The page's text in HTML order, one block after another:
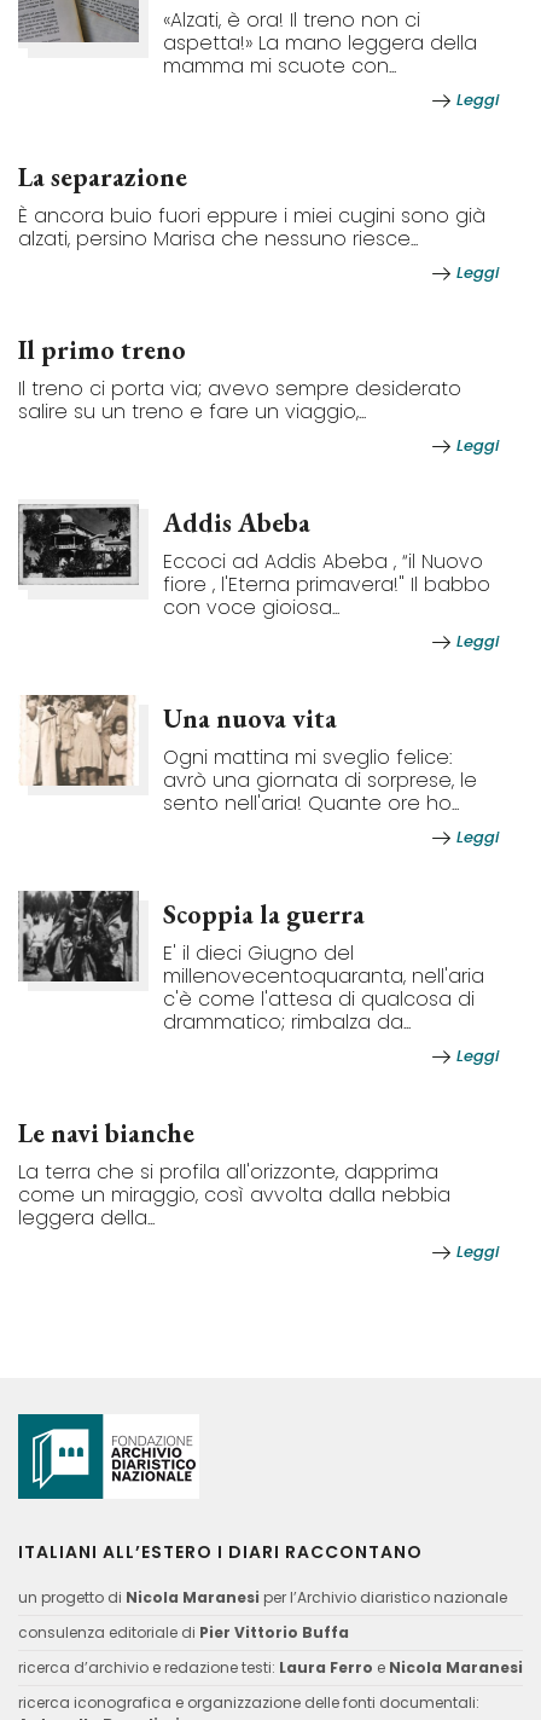
«Alzati, è ora! Il treno non ci
aspetta!» La mano leggera della
mamma mi scuote con...
Leggi
La separazione
È ancora buio fuori eppure i miei cugini sono già
alzati, persino Marisa che nessuno riesce...
Leggi
Il primo treno
Il treno ci porta via; avevo sempre desiderato
salire su un treno e fare un viaggio,...
Leggi
Addis Abeba
Eccoci ad Addis Abeba , “il Nuovo
fiore , l'Eterna primavera!" Il babbo
con voce gioiosa...
Leggi
Una nuova vita
Ogni mattina mi sveglio felice:
avrò una giornata di sorprese, le
sento nell'aria! Quante ore ho...
Leggi
Scoppia la guerra
E' il dieci Giugno del
millenovecentoquaranta, nell'aria
c'è come l'attesa di qualcosa di
drammatico; rimbalza da...
Leggi
Le navi bianche
La terra che si profila all'orizzonte, dapprima
come un miraggio, così avvolta dalla nebbia
leggera della...
Leggi
ITALIANI ALL’ESTERO I DIARI RACCONTANO
un progetto di Nicola Maranesi per l’Archivio diaristico nazionale
consulenza editoriale di Pier Vittorio Buffa
ricerca d’archivio e redazione testi: Laura Ferro e Nicola Maranesi
ricerca iconografica e organizzazione delle fonti documentali: